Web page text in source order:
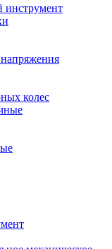
инструмент
колес